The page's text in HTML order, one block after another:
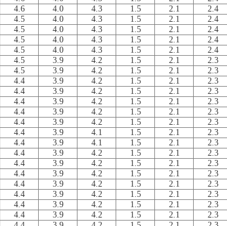
4.6 4.0 4.3 1.5 2.1 2.4
4.5 4.0 4.3 1.5 2.1 2.4
4.5 4.0 4.3 1.5 2.1 2.4
4.5 4.0 4.3 1.5 2.1 2.4
4.5 4.0 4.3 1.5 2.1 2.4
4.5 3.9 4.2 1.5 2.1 2.3
4.5 3.9 4.2 1.5 2.1 2.3
4.4 3.9 4.2 1.5 2.1 2.3
4.4 3.9 4.2 1.5 2.1 2.3
4.4 3.9 4.2 1.5 2.1 2.3
4.4 3.9 4.2 1.5 2.1 2.3
4.4 3.9 4.2 1.5 2.1 2.3
4.4 3.9 4.1 1.5 2.1 2.3
4.4 3.9 4.1 1.5 2.1 2.3
4.4 3.9 4.2 1.5 2.1 2.3
4.4 3.9 4.2 1.5 2.1 2.3
4.4 3.9 4.2 1.5 2.1 2.3
4.4 3.9 4.2 1.5 2.1 2.3
4.4 3.9 4.2 1.5 2.1 2.3
4.4 3.9 4.2 1.5 2.1 2.3
4.4 3.9 4.2 1.5 2.1 2.3